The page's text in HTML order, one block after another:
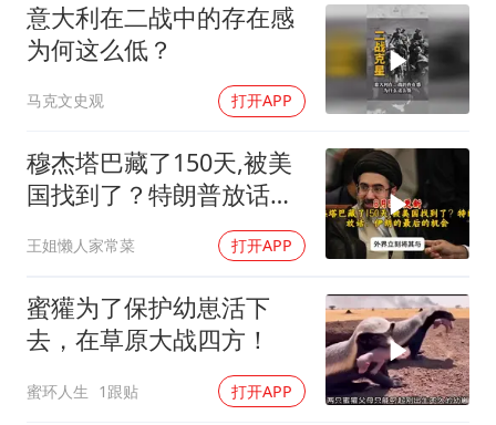
意大利在二战中的存在感
为何这么低？
马克文史观 打开APP
穆杰塔巴藏了150天,被美
国找到了？特朗普放话：
王姐懒人家常菜 打开APP
蜜獾为了保护幼崽活下
去，在草原大战四方！
蜜环人生 1跟贴 打开APP